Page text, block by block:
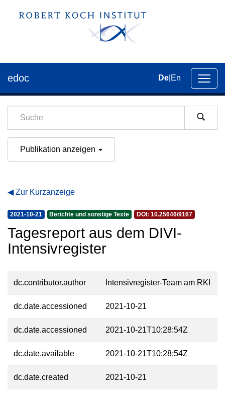
der
edoc De En
Publikation anzeigen
Zur Kurzanzeige
2021-10-21 Berichte und sonstige Texte DOI: 10.25646/9167
Tagesreport aus dem DIVI-
Intensivregister
dc.contributor.author Intensivregister-Team am RKI
dc.date.accessioned 2021-10-21
dc.date.accessioned 2021-10-21T10:28:54Z
dc.date.available 2021-10-21T10:28:54Z
dc.date.created 2021-10-21